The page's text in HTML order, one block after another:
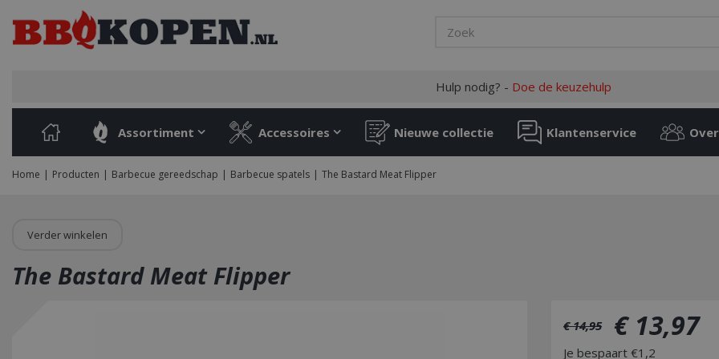
naar
content
Home Producten Barbecue gereedschap Barbecue spatels The Bastard Meat Flipper
Hulp nodig? - Doe de keuzehulp
Assortiment Accessoires Nieuwe collectie Klantenservice
Verder winkelen
The Bastard Meat Flipper
€ 14,95 € 13,97
Je bespaart €1,2